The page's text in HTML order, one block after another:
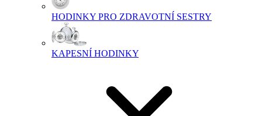
HODINKY PRO ZDRAVOTNÍ SESTRY
KAPESNÍ HODINKY